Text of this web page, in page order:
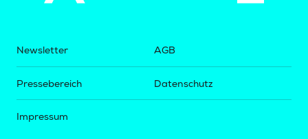
Newsletter
Pressebereich
Impressum
AGB
Datenschutz